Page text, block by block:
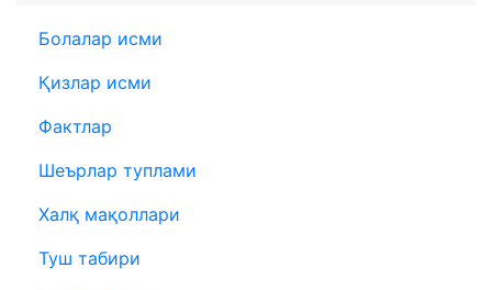
Болалар исми
Қизлар исми
Фактлар
Шеърлар туплами
Халқ мақоллари
Туш табири